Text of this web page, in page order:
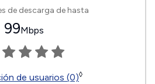
de descarga de hasta
99Mbps
de usuarios (0)◊